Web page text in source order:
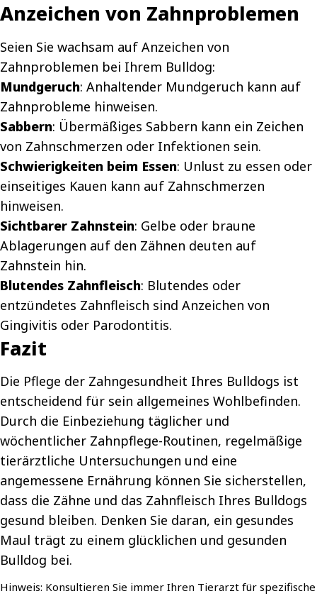
Anzeichen von Zahnproblemen
Seien Sie wachsam auf Anzeichen von
Zahnproblemen bei Ihrem Bulldog:
Mundgeruch: Anhaltender Mundgeruch kann auf
Zahnprobleme hinweisen.
Sabbern: Übermäßiges Sabbern kann ein Zeichen
von Zahnschmerzen oder Infektionen sein.
Schwierigkeiten beim Essen: Unlust zu essen oder
einseitiges Kauen kann auf Zahnschmerzen
hinweisen.
Sichtbarer Zahnstein: Gelbe oder braune
Ablagerungen auf den Zähnen deuten auf
Zahnstein hin.
Blutendes Zahnfleisch: Blutendes oder
entzündetes Zahnfleisch sind Anzeichen von
Gingivitis oder Parodontitis.
Fazit
Die Pflege der Zahngesundheit Ihres Bulldogs ist
entscheidend für sein allgemeines Wohlbefinden.
Durch die Einbeziehung täglicher und
wöchentlicher Zahnpflege-Routinen, regelmäßige
tierärztliche Untersuchungen und eine
angemessene Ernährung können Sie sicherstellen,
dass die Zähne und das Zahnfleisch Ihres Bulldogs
gesund bleiben. Denken Sie daran, ein gesundes
Maul trägt zu einem glücklichen und gesunden
Bulldog bei.
Hinweis: Konsultieren Sie immer Ihren Tierarzt für spezifische